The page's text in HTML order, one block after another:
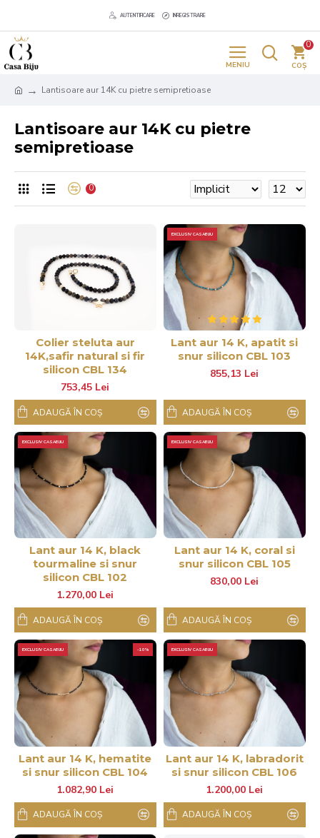
AUTENTIFICARE INREGISTRARE
0
Lantisoare aur 14K cu pietre semipretioase
Lantisoare aur 14K cu pietre
semipretioase
0
Colier steluta aur
14K,safir natural si fir
silicon CBL 134
753,45 Lei
ADAUGĂ ÎN COŞ
EXCLUSIV CASABIJU
Lant aur 14 K, apatit si
snur silicon CBL 103
855,13 Lei
ADAUGĂ ÎN COŞ
EXCLUSIV CASABIJU
Lant aur 14 K, black
tourmaline si snur
silicon CBL 102
1.270,00 Lei
ADAUGĂ ÎN COŞ
EXCLUSIV CASABIJU
Lant aur 14 K, coral si
snur silicon CBL 105
830,00 Lei
ADAUGĂ ÎN COŞ
EXCLUSIV CASABIJU -10%
Lant aur 14 K, hematite
si snur silicon CBL 104
1.082,90 Lei
ADAUGĂ ÎN COŞ
EXCLUSIV CASABIJU
Lant aur 14 K, labradorit
si snur silicon CBL 106
1.200,00 Lei
ADAUGĂ ÎN COŞ